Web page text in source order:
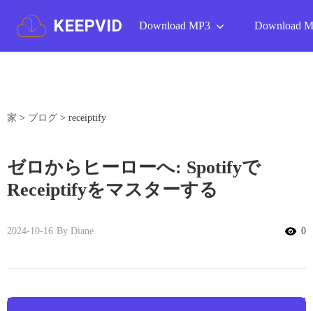
KEEPVID Download MP3 Download
家 > ブログ > receiptify
ゼロからヒーローへ: Spotifyで
Receiptifyをマスターする
2024-10-16 By Diane 0